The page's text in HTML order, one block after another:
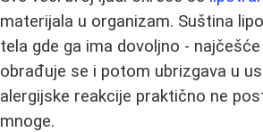
materijala u organizam. Suština
tela gde ga ima dovoljno -
obrađuje se i potom ubrizgava u
alergijske reakcije praktično ne
mnoge.